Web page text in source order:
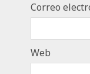
Correo
Web